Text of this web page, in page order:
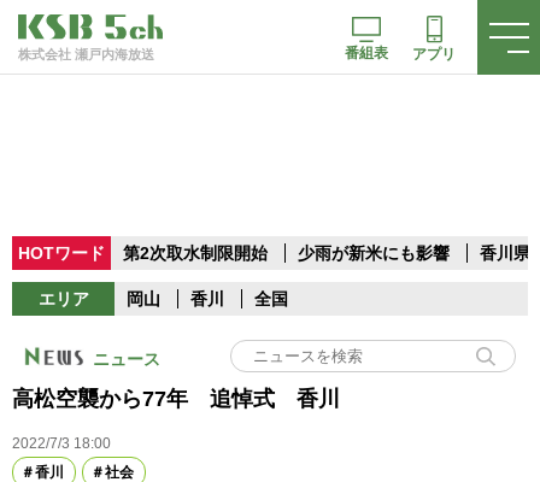
株式会社 瀬戸内海放送 番組表 アプリ
HOTワード 第2次取水制限開始 少雨が新米にも影響 香川県
エリア 岡山 香川 全国
ニュース
高松空襲から77年 追悼式 香川
2022/7/3 18:00
香川
社会